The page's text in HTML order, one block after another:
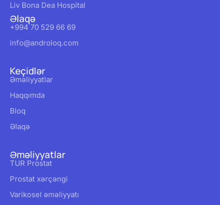
Liv Bona Dea Hospital
Əlaqə
+994 70 529 66 69
info@androloq.com
Keçidlər
Əməliyyatlar
Haqqımda
Bloq
Əlaqə
Əməliyyatlar
TUR Prostat
Prostat xərçəngi
Varikosel əməliyyatı